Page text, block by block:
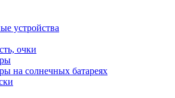
устройства
очки
на солнечных батареях